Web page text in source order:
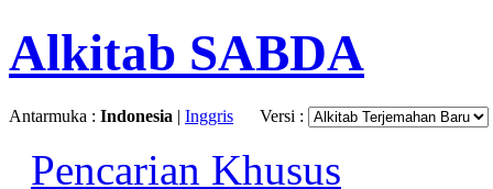
Alkitab SABDA
Antarmuka : Indonesia | Inggris Versi :
Pencarian Khusus